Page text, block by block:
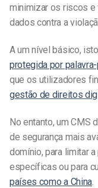
minimizar os riscos
dados contra a
A um nível básico,
protegida por
que os utilizadores
gestão de direitos
No entanto, um CMS
de segurança mais
domínio, para limitar
específicas ou para
países como a China.